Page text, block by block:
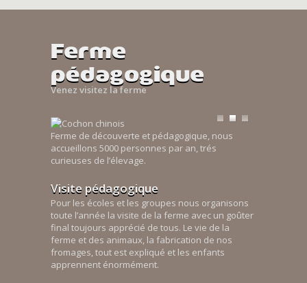
Ferme
pédagogique
Venez visitez la ferme
Ferme de découverte et pédagogique, nous
accueillons 5000 personnes par an, trés
curieuses de l’élevage.
Visite pédagogique
Pour les écoles et les groupes nous organisons
toute l’année la visite de la ferme avec un goûter
final toujours apprécié de tous. Le vie de la
ferme et des animaux, la fabrication de nos
fromages, tout est expliqué et les enfants
apprennent énormément.